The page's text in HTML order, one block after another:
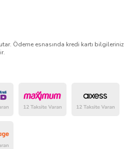
Ödeme esnasında kredi kartı bilgileriniz